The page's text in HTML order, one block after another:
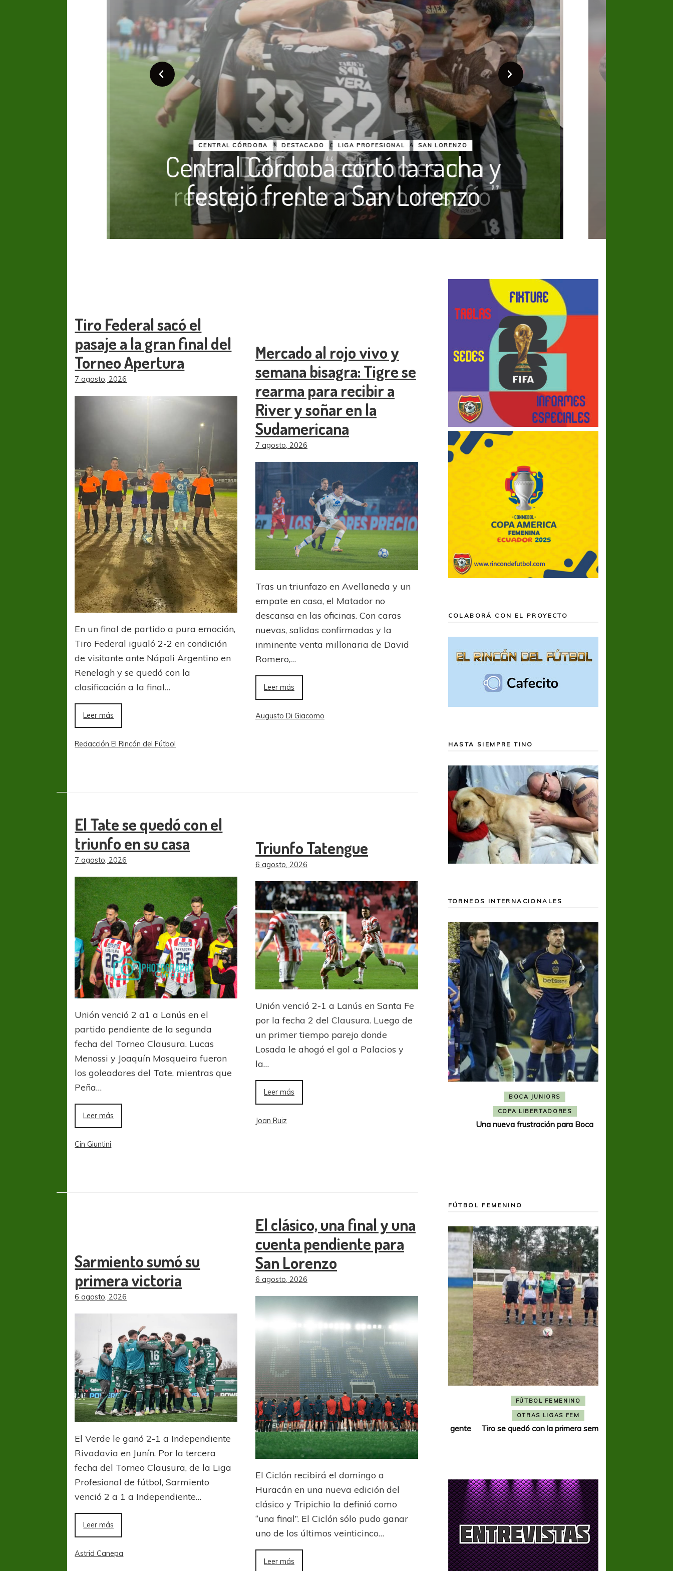
COLÓN DESTACADO PRIMERA NACIONAL
Ivan Delfino: “esto no es una
revancha, es un nuevo desafío”
Tiro Federal sacó el
pasaje a la gran final del
Torneo Apertura
7 agosto, 2026
En un final de partido a pura emoción,
Tiro Federal igualó 2-2 en condición
de visitante ante Nápoli Argentino en
Renelagh y se quedó con la
clasificación a la final…
Leer más
Redacción El Rincón del Fútbol
Mercado al rojo vivo y
semana bisagra: Tigre se
rearma para recibir a
River y soñar en la
Sudamericana
7 agosto, 2026
Tras un triunfazo en Avellaneda y un
empate en casa, el Matador no
descansa en las oficinas. Con caras
nuevas, salidas confirmadas y la
inminente venta millonaria de David
Romero,…
Leer más
Augusto Di Giacomo
El Tate se quedó con el
triunfo en su casa
7 agosto, 2026
Unión venció 2 a1 a Lanús en el
partido pendiente de la segunda
fecha del Torneo Clausura. Lucas
Menossi y Joaquín Mosqueira fueron
los goleadores del Tate, mientras que
Peña…
Leer más
Cin Giuntini
Triunfo Tatengue
6 agosto, 2026
Unión venció 2-1 a Lanús en Santa Fe
por la fecha 2 del Clausura. Luego de
un primer tiempo parejo donde
Losada le ahogó el gol a Palacios y
la…
Leer más
Joan Ruiz
Sarmiento sumó su
primera victoria
6 agosto, 2026
El Verde le ganó 2-1 a Independiente
Rivadavia en Junín. Por la tercera
fecha del Torneo Clausura, de la Liga
Profesional de fútbol, Sarmiento
venció 2 a 1 a Independiente…
Leer más
Astrid Canepa
El clásico, una final y una
cuenta pendiente para
San Lorenzo
6 agosto, 2026
El Ciclón recibirá el domingo a
Huracán en una nueva edición del
clásico y Tripichio la definió como
“una final”. El Ciclón sólo pudo ganar
uno de los últimos veinticinco…
Leer más
COLABORÁ CON EL PROYECTO
HASTA SIEMPRE TINO
TORNEOS INTERNACIONALES
A pesar de la derrota Tigre avanzó a
LANÚS BOCA JUNIORS
COPA LIBERTADORES
Una nueva frustración para Boca
FÚTBOL FEMENINO
FÚTBOL FEMENINO
REGIONAL AMATEUR
Korn
FÚTBOL FEMENINO
REGIONAL AMATEUR
Verónica jugará ante Estrella del Sur en el
Federal
FÚTBOL FEMENINO
LIGA DE LA COSTA
Las campeonas festejaron ante su gente
FÚTBOL FEMENINO
OTRAS LIGAS FEM
Tiro se quedó con la primera semifinal